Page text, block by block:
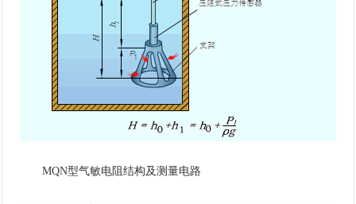
MQN型气敏电阻结构及测量电路